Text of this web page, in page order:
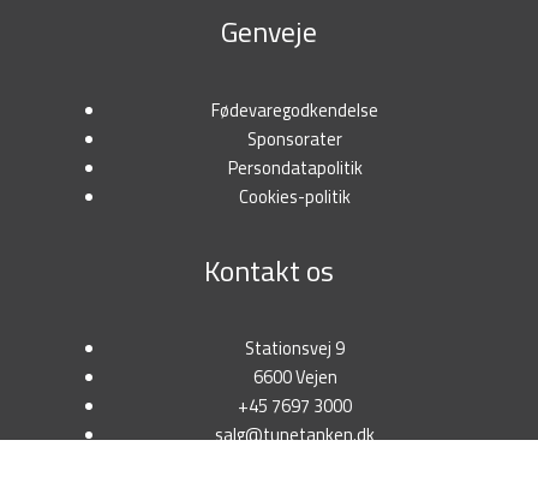
Genveje
Fødevaregodkendelse
Sponsorater
Persondatapolitik
Cookies-politik
Kontakt os
Stationsvej 9
6600 Vejen
+45 7697 3000
salg@tunetanken.dk